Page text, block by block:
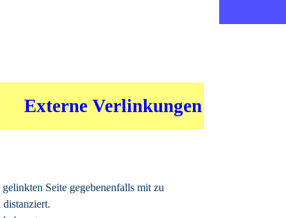
Externe Verlinkungen
Seite gegebenenfalls mit zu